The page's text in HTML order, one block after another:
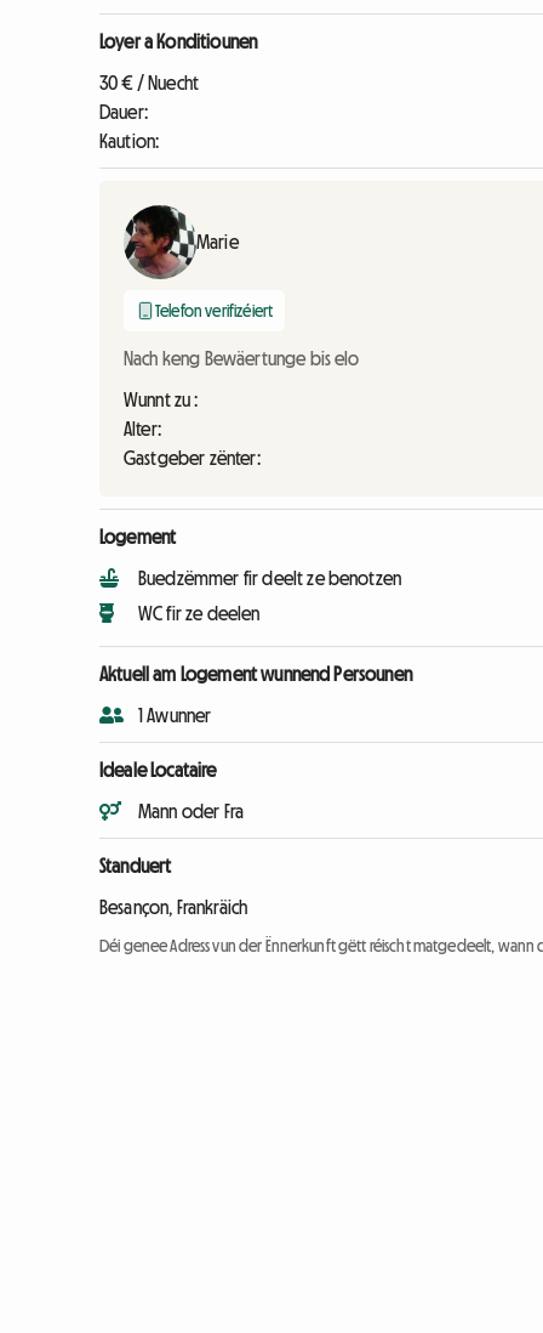
Loyer a Konditiounen
30 € / Nuecht
Dauer:
Kaution:
Marie
Telefon verifizéiert
Nach keng Bewäertunge bis elo
Wunnt zu :
Alter:
Gastgeber zënter:
Logement
Buedzëmmer fir deelt ze benotzen
WC fir ze deelen
Aktuell am Logement wunnend Persounen
1 Awunner
Ideale Locataire
Mann oder Fra
Standuert
Besançon, Frankräich
Déi genee Adress vun der Ënnerkunft gëtt réischt matgedeelt, wann